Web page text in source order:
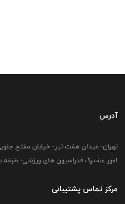
آدرس
امور مشترک فدراسیون های ورزشی- طبقه سوم
مرکز تماس پشتیبانی